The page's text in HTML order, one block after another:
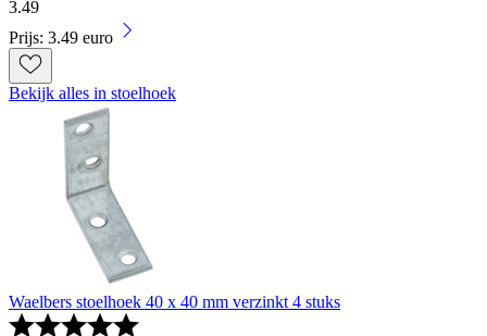
3.49
Prijs: 3.49 euro
Bekijk alles in stoelhoek
Waelbers stoelhoek 40 x 40 mm verzinkt 4 stuks